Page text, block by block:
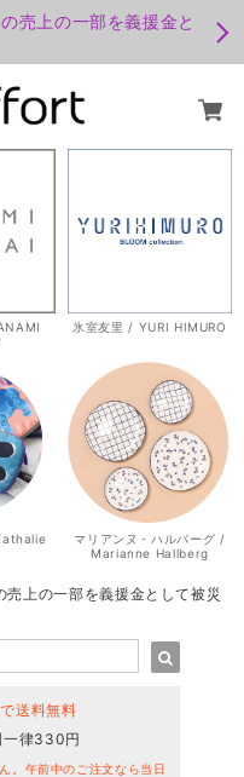
売上の一部を義援金と
氷室友里 / YURI HIMURO
マリアンヌ・ハルバーグ /
Marianne Hallberg
上の一部を義援金として被災
送料無料
一律330円
。午前中のご注文なら当日